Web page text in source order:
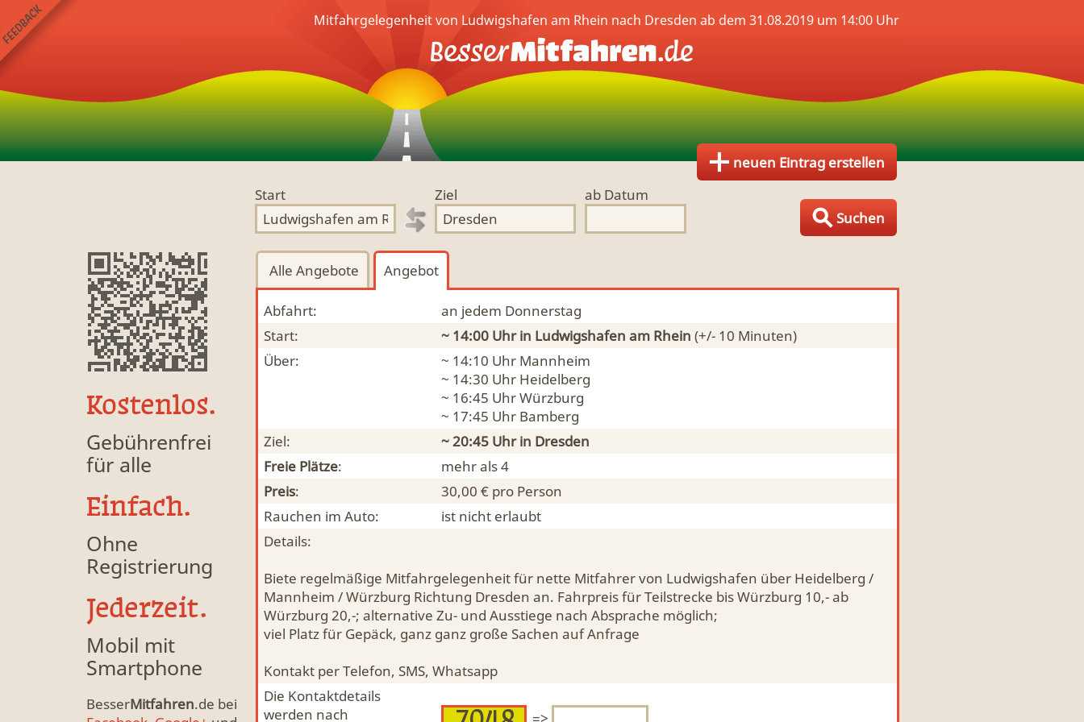
neuen Eintrag erstellen
Start
Ziel
ab Datum
Suchen
Kostenlos.
Gebührenfrei
für alle
Einfach.
Ohne
Registrierung
Jederzeit.
Mobil mit
Smartphone
BesserMitfahren.de bei
Mitfahrgelegenheit von Ludwigshafen am Rhein nach Dresden ab dem 31.08.2019 um 14:00 Uhr
Alle Angebote Angebot
Abfahrt:
an jedem Donnerstag
Start:
~ 14:00 Uhrin Ludwigshafen am Rhein (+/- 10 Minuten)
Über:
~ 14:10 Uhr Mannheim
~ 14:30 Uhr Heidelberg
~ 16:45 UhrWürzburg
~ 17:45 Uhr Bamberg
Ziel:
~ 20:45 Uhr in Dresden
Freie Plätze:
mehr als 4
Preis:
30,00 € pro Person
Rauchen im Auto:
ist nicht erlaubt
Details:
Biete regelmäßige Mitfahrgelegenheit für nette Mitfahrer von Ludwigshafen über Heidelberg /
Mannheim / Würzburg Richtung Dresden an. Fahrpreis für Teilstrecke bis Würzburg 10,- ab
Würzburg 20,-; alternative Zu- und Ausstiege nach Absprache möglich;
viel Platz für Gepäck, ganz ganz große Sachen auf Anfrage
Kontakt per Telefon, SMS, Whatsapp
Die Kontaktdetails
werden nach